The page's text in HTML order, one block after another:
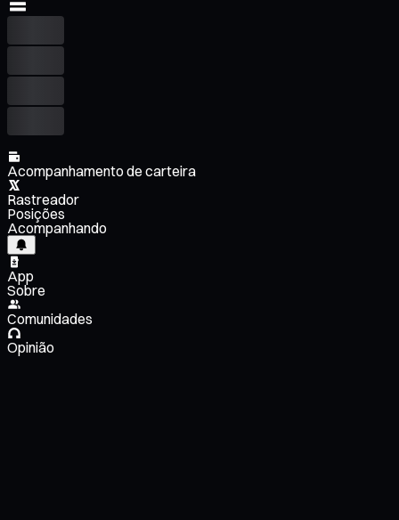
Acompanhamento de carteira
Rastreador
Posições
Acompanhando
App
Sobre
Comunidades
Opinião